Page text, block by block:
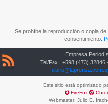
Se prohíbe la reproducción o copia
consentimiento.
Empresa
Tel/Fax.: +598 (473) 32846
Este sitio está optimizado
FireFox
Webmaster: Julio E.